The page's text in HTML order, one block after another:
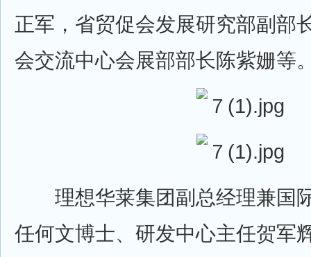
正军，省贸促会发展研究部副部
会交流中心会展部部长陈紫姗等
理想华莱集团副总经理兼国
任何文博士、研发中心主任贺军